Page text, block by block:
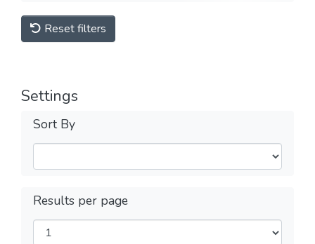
Reset filters
Settings
Sort By
Results per page